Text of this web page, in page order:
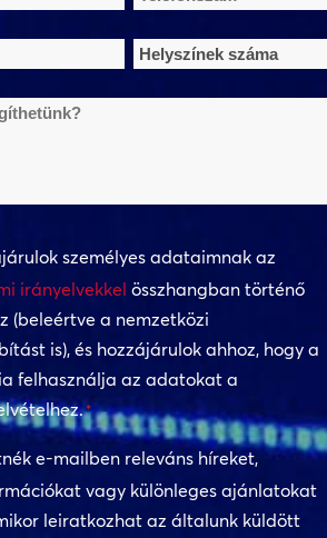
Helyszínek
személyes adataimnak az
irányelvekkel összhangban történő
(beleértve a nemzetközi
is), és hozzájárulok ahhoz, hogy a
felhasználja az adatokat a
*
e-mailben releváns híreket,
vagy különleges ajánlatokat
leiratkozhat az általunk küldött